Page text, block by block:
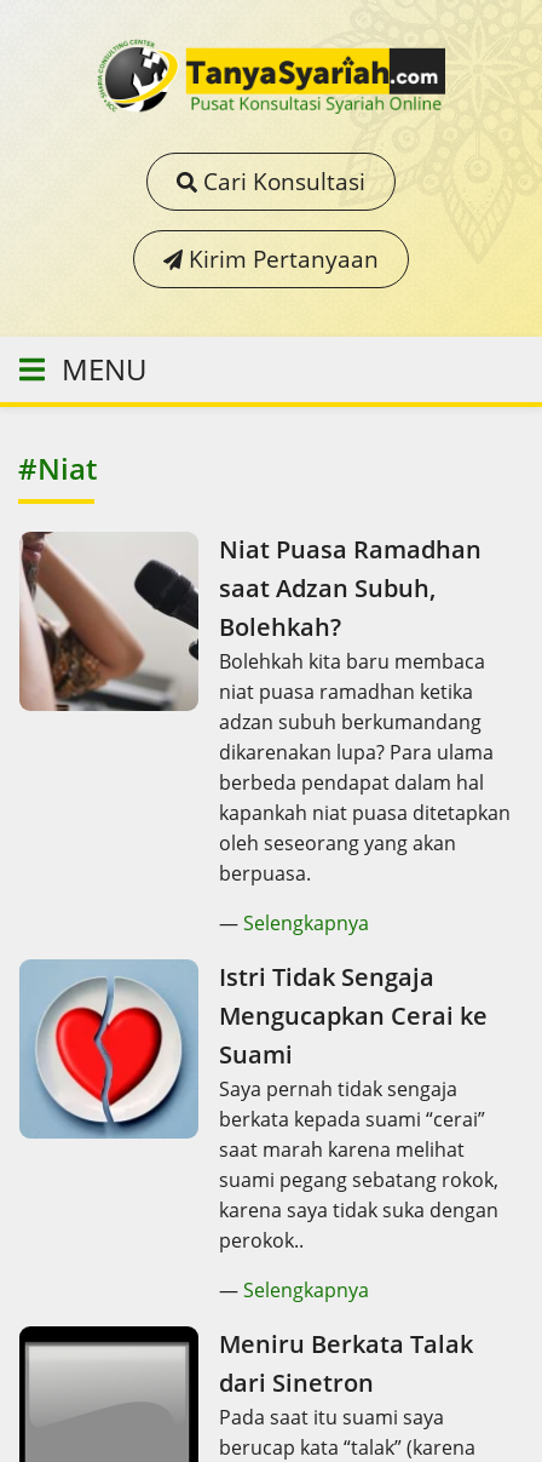
Cari Konsultasi
Kirim Pertanyaan
MENU
#Niat
Niat Puasa Ramadhan
saat Adzan Subuh,
Bolehkah?
Bolehkah kita baru membaca
niat puasa ramadhan ketika
adzan subuh berkumandang
dikarenakan lupa? Para ulama
berbeda pendapat dalam hal
kapankah niat puasa ditetapkan
oleh seseorang yang akan
berpuasa.
—Selengkapnya
Istri Tidak Sengaja
Mengucapkan Cerai ke
Suami
Saya pernah tidak sengaja
berkata kepada suami “cerai”
saat marah karena melihat
suami pegang sebatang rokok,
karena saya tidak suka dengan
perokok..
—Selengkapnya
Meniru Berkata Talak
dari Sinetron
Pada saat itu suami saya
berucap kata “talak” (karena